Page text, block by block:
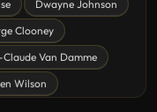
Dwayne Johnson
Clooney
Van Damme
Wilson